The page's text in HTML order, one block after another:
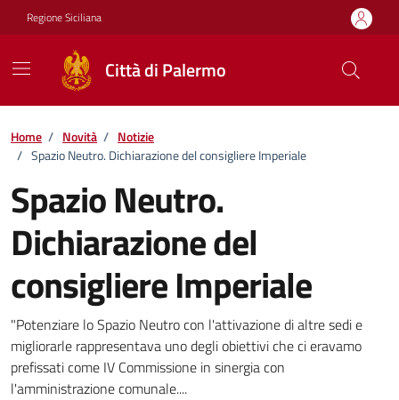
Vai ai contenuti
Vai al footer
Regione Siciliana
Città di Palermo
Home / Novità / Notizie
/ Spazio Neutro. Dichiarazione del consigliere Imperiale
Spazio Neutro.
Dichiarazione del
consigliere Imperiale
Dettagli della notizia
"Potenziare lo Spazio Neutro con l'attivazione di altre sedi e
migliorarle rappresentava uno degli obiettivi che ci eravamo
prefissati come IV Commissione in sinergia con
l'amministrazione comunale....